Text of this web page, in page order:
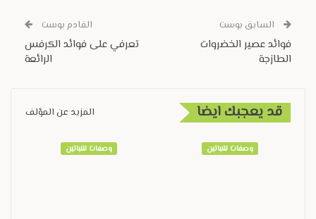
السابق بوست
فوائد عصير الخضروات
الطازجة
القادم بوست
تعرفي على فوائد الكرفس
الرائعة
قد يعجبك ايضا المزيد عن المؤلف
وصفات للنباتين وصفات للنباتين